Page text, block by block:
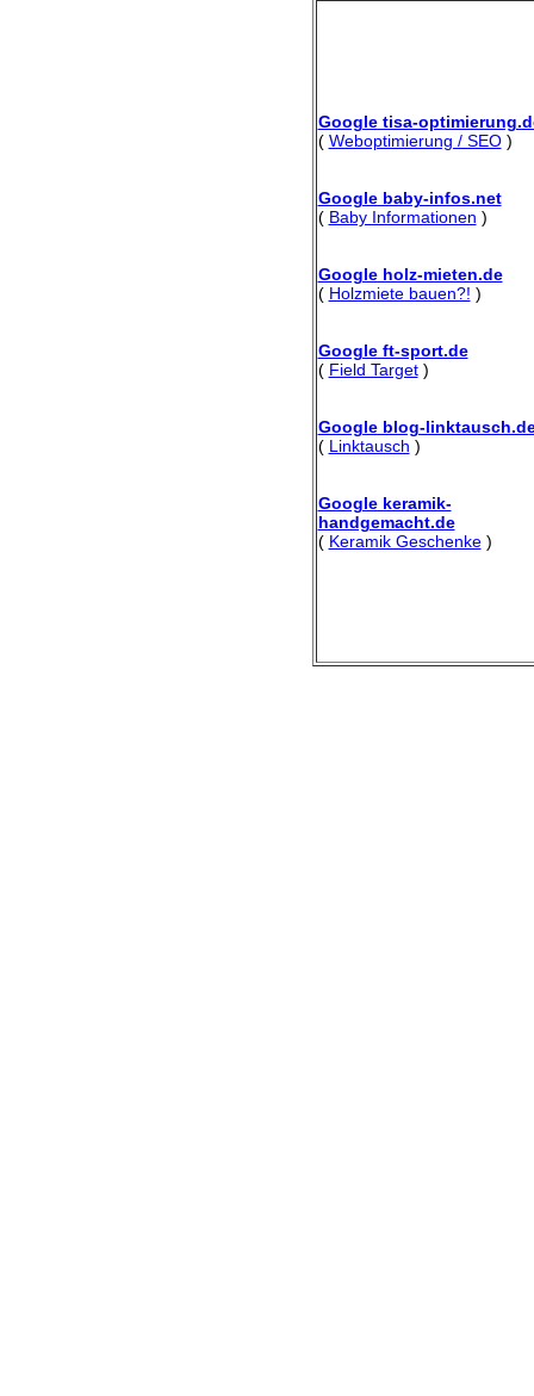
Google tisa-
( Weboptimierung / SEO)
Google baby-infos.net
( Baby Informationen )
Google holz-mieten.de
( Holzmiete bauen?! )
Google ft-sport.de
( Field Target)
Google blog-
( Linktausch )
Google keramik-
handgemacht.de
( Keramik Geschenke)